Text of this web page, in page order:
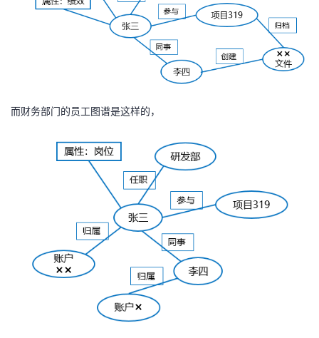
动
关
而财务部门的员工图谱是这样的，